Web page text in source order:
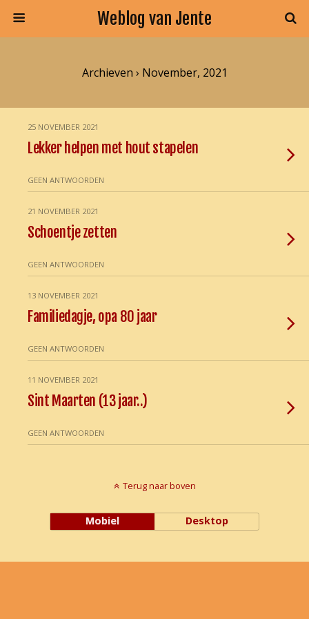
Weblog van Jente
Archieven › November, 2021
25 NOVEMBER 2021
Lekker helpen met hout stapelen
GEEN ANTWOORDEN
21 NOVEMBER 2021
Schoentje zetten
GEEN ANTWOORDEN
13 NOVEMBER 2021
Familiedagje, opa 80 jaar
GEEN ANTWOORDEN
11 NOVEMBER 2021
Sint Maarten (13 jaar..)
GEEN ANTWOORDEN
Terug naar boven
Mobiel Desktop